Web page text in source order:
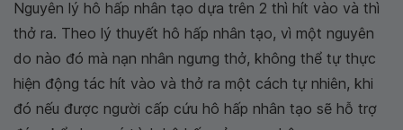
Nguyên lý hô hấp nhân tạo dựa trên 2 thì hít vào và thì
thở ra. Theo lý thuyết hô hấp nhân tạo, vì một nguyên
do nào đó mà nạn nhân ngưng thở, không thể tự thực
hiện động tác hít vào và thở ra một cách tự nhiên, khi
đó nếu được người cấp cứu hô hấp nhân tạo sẽ hỗ trợ